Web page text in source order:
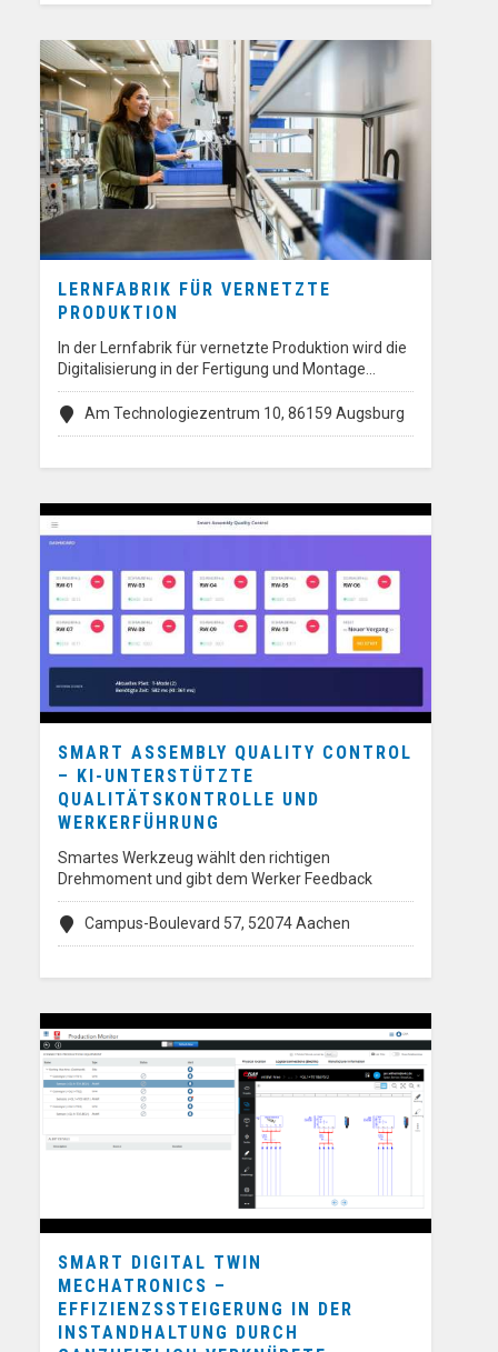
LERNFABRIK FÜR VERNETZTE
PRODUKTION
In der Lernfabrik für vernetzte Produktion wird die
Digitalisierung in der Fertigung und Montage…
Am Technologiezentrum 10, 86159 Augsburg
SMART ASSEMBLY QUALITY CONTROL
– KI-UNTERSTÜTZTE
QUALITÄTSKONTROLLE UND
WERKERFÜHRUNG
Smartes Werkzeug wählt den richtigen
Drehmoment und gibt dem Werker Feedback
Campus-Boulevard 57, 52074 Aachen
SMART DIGITAL TWIN
MECHATRONICS –
EFFIZIENZSSTEIGERUNG IN DER
INSTANDHALTUNG DURCH